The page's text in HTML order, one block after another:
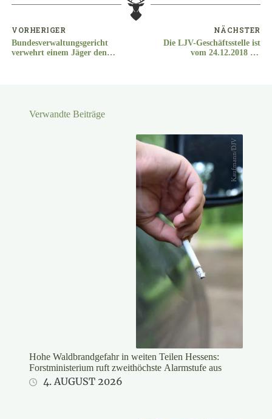
VORHERIGER
Bundesverwaltungsgericht
verwehrt einem Jäger den
NÄCHSTER
Die LJV-Geschäftsstelle ist
vom 24.12.2018 bis
Verwandte Beiträge
Kaufmann/DJV
Hohe Waldbrandgefahr in weiten Teilen Hessens:
Forstministerium ruft zweithöchste Alarmstufe aus
4. AUGUST 2026